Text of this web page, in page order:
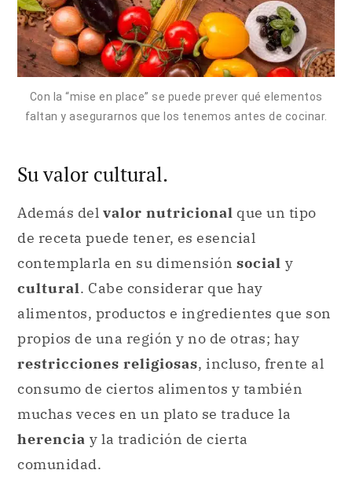
Con la “mise en place” se puede prever qué elementos
faltan y asegurarnos que los tenemos antes de cocinar.
Su valor cultural.
Además del valor nutricional que un tipo
de receta puede tener, es esencial
contemplarla en su dimensión social y
cultural. Cabe considerar que hay
alimentos, productos e ingredientes que son
propios de una región y no de otras; hay
restricciones religiosas, incluso, frente al
consumo de ciertos alimentos y también
muchas veces en un plato se traduce la
herencia y la tradición de cierta
comunidad.